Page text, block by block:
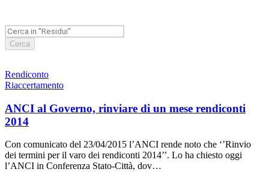
Cerca
Rendiconto
Riaccertamento
ANCI al Governo, rinviare di un mese rendiconti
2014
Con comunicato del 23/04/2015 l’ANCI rende noto che ‘’Rinvio
dei termini per il varo dei rendiconti 2014’’. Lo ha chiesto oggi
l’ANCI in Conferenza Stato-Città, dov…